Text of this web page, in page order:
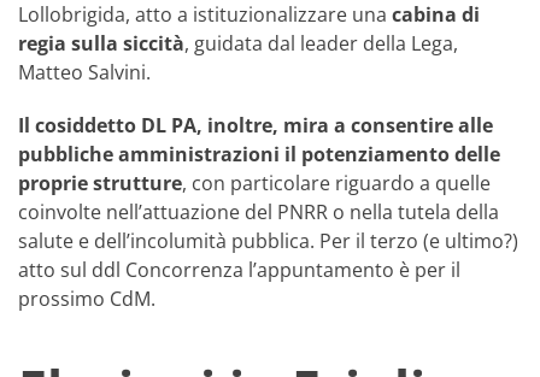
Lollobrigida, atto a istituzionalizzare una cabina di
regia sulla siccità, guidata dal leader della Lega,
Matteo Salvini.
Il cosiddetto DL PA, inoltre, mira a consentire alle
pubbliche amministrazioni il potenziamento delle
proprie strutture, con particolare riguardo a quelle
coinvolte nell’attuazione del PNRR o nella tutela della
salute e dell’incolumità pubblica. Per il terzo (e ultimo?)
atto sul ddl Concorrenza l’appuntamento è per il
prossimo CdM.